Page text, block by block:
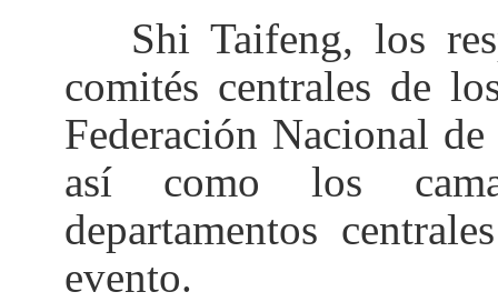
Shi Taifeng, los
comités centrales de
Federación Nacional
así como los
departamentos
evento.